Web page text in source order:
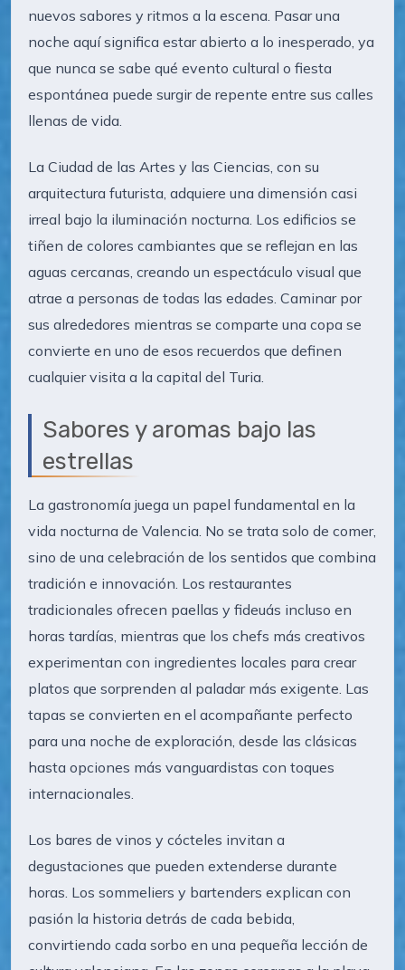
nuevos sabores y ritmos a la escena. Pasar una
noche aquí significa estar abierto a lo inesperado, ya
que nunca se sabe qué evento cultural o fiesta
espontánea puede surgir de repente entre sus calles
llenas de vida.
La Ciudad de las Artes y las Ciencias, con su
arquitectura futurista, adquiere una dimensión casi
irreal bajo la iluminación nocturna. Los edificios se
tiñen de colores cambiantes que se reflejan en las
aguas cercanas, creando un espectáculo visual que
atrae a personas de todas las edades. Caminar por
sus alrededores mientras se comparte una copa se
convierte en uno de esos recuerdos que definen
cualquier visita a la capital del Turia.
Sabores y aromas bajo las
estrellas
La gastronomía juega un papel fundamental en la
vida nocturna de Valencia. No se trata solo de comer,
sino de una celebración de los sentidos que combina
tradición e innovación. Los restaurantes
tradicionales ofrecen paellas y fideuás incluso en
horas tardías, mientras que los chefs más creativos
experimentan con ingredientes locales para crear
platos que sorprenden al paladar más exigente. Las
tapas se convierten en el acompañante perfecto
para una noche de exploración, desde las clásicas
hasta opciones más vanguardistas con toques
internacionales.
Los bares de vinos y cócteles invitan a
degustaciones que pueden extenderse durante
horas. Los sommeliers y bartenders explican con
pasión la historia detrás de cada bebida,
convirtiendo cada sorbo en una pequeña lección de